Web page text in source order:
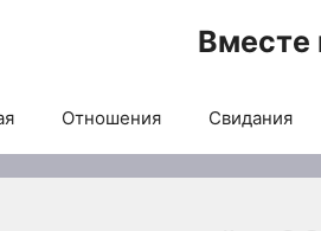
Вместе
Отношения Свидания